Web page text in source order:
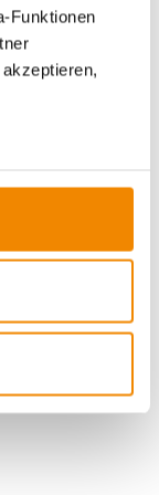
Funktionen
Themen
erfreuen
und -